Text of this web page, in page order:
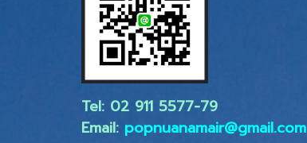
Tel: 02 ​911 5577-79
Email: popnuanamair@gmail.com